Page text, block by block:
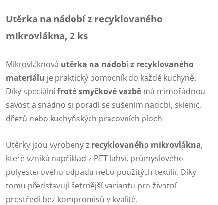
Utěrka na nádobí z recyklovaného
mikrovlákna, 2 ks
Mikrovláknová utěrka na nádobí z recyklovaného
materiálu je praktický pomocník do každé kuchyně.
Díky speciálnífroté smyčkové vazbě má mimořádnou
savost a snadno si poradí se sušením nádobí, sklenic,
dřezů nebo kuchyňských pracovních ploch.
Utěrky jsou vyrobeny z recyklovaného mikrovlákna,
které vzniká například z PET lahví, průmyslového
polyesterového odpadu nebo použitých textilií. Díky
tomu představují šetrnější variantu pro životní
prostředí bez kompromisů v kvalitě.